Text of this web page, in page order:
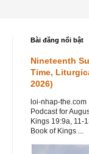
Bài đăng nổi bật
Nineteenth
Time,
2026)
loi-nhap-
Podcast for
Kings 19:9a, 11-
Book of Kings ...